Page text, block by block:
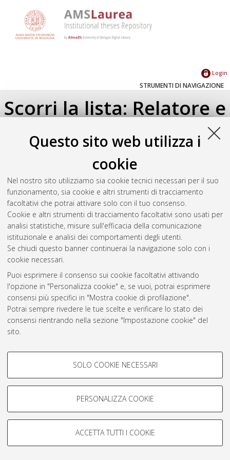
Questo sito web utilizza i
cookie
Nel nostro sito utilizziamo sia cookie tecnici necessari per il suo
funzionamento, sia cookie e altri strumenti di tracciamento
facoltativi che potrai attivare solo con il tuo consenso.
Cookie e altri strumenti di tracciamento facoltativi sono usati per
analisi statistiche, misure sull'efficacia della comunicazione
istituzionale e analisi dei comportamenti degli utenti.
Se chiudi questo banner continuerai la navigazione solo con i
cookie necessari.
Puoi esprimere il consenso sui cookie facoltativi attivando
l'opzione in "Personalizza cookie" e, se vuoi, potrai esprimere
consensi più specifici in "Mostra cookie di profilazione".
Potrai sempre rivedere le tue scelte e verificare lo stato dei
consensi rientrando nella sezione "Impostazione cookie" del
sito.
COOKIE DI PROFILAZIONE -
Si tratta di cookie utilizzati per analizzare le caratteristiche della
navigazione degli utenti, creare profili in base al loro comportamento
Mostra cookie di profilazione
COOKIE TECNICI - NECESSARI
SOLO COOKIE NECESSARI
PERSONALIZZA COOKIE
ACCETTA TUTTI I COOKIE
Login
STRUMENTI DI NAVIGAZIONE
Scorri la lista: Relatore e
Correlatore
Seleziona un valore dall'elenco sottostante.
2011(1)
Atom
Rss 1.0
Rss 2.0
AMS Laurea
Servizio implementato e gestito da AlmaDL
Impostazioni Cookie
© ALMA MATER STUDIORUM - Università di Bologna, 2007-2026.